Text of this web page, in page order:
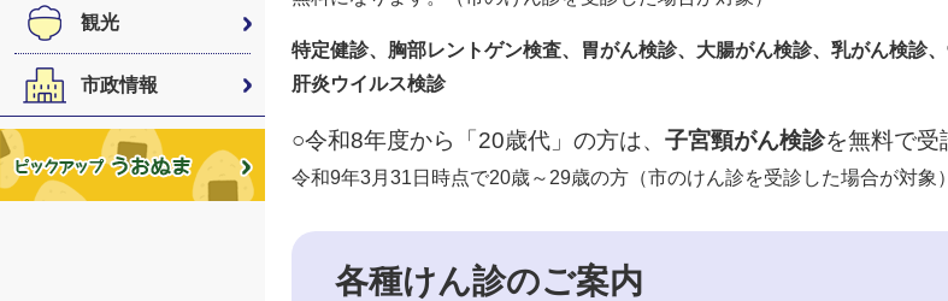
観光
市政情報
特定健診、胸部レントゲン検査、胃がん検診、大腸がん検診、乳がん検診、
肝炎ウイルス検診
○令和8年度から「20歳代」の方は、 子宮頸がん検診を無料で受
令和9年3月31日時点で20歳～29歳の方（市のけん診を受診した場合が対象）
各種けん診のご案内